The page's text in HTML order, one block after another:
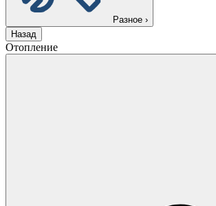
Разное ›
Назад
Отопление